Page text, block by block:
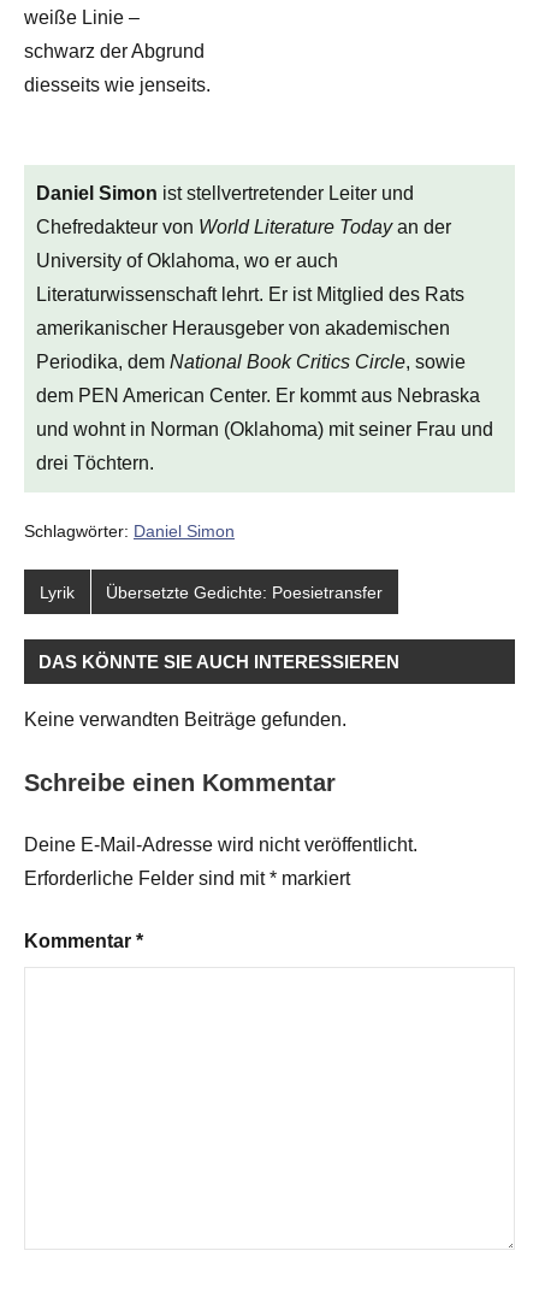
weiße Linie –
schwarz der Abgrund
diesseits wie jenseits.
Daniel Simon ist stellvertretender Leiter und
Chefredakteur von World Literature Todayan der
University of Oklahoma, wo er auch
Literaturwissenschaft lehrt. Er ist Mitglied des Rats
amerikanischer Herausgeber von akademischen
Periodika, dem National Book Critics Circle, sowie
dem PEN American Center. Er kommt aus Nebraska
und wohnt in Norman (Oklahoma) mit seiner Frau und
drei Töchtern.
Schlagwörter: Daniel Simon
Lyrik Übersetzte Gedichte: Poesietransfer
DAS KÖNNTE SIE AUCH INTERESSIEREN
Keine verwandten Beiträge gefunden.
Schreibe einen Kommentar
Deine E-Mail-Adresse wird nicht veröffentlicht.
Erforderliche Felder sind mit* markiert
Kommentar *